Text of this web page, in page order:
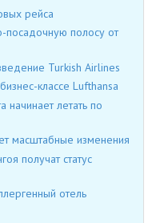
рейса
посадочную полосу от
Turkish Airlines
классе Lufthansa
начинает летать по
масштабные изменения
получат статус
отель